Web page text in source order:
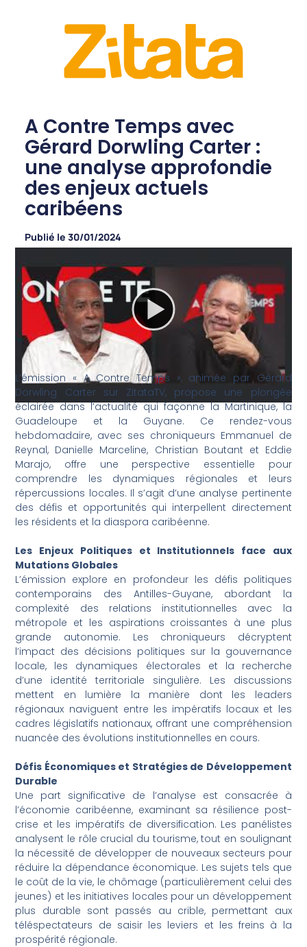
A Contre Temps avec
Gérard Dorwling Carter :
une analyse approfondie
des enjeux actuels
caribéens
Publié le 30/01/2024
L’émission « A Contre Temps », animée par Gérard
Dorwling Carter sur ZitataTV, propose une plongée
éclairée dans l’actualité qui façonne la Martinique, la
Guadeloupe et la Guyane. Ce rendez-vous
hebdomadaire, avec ses chroniqueurs Emmanuel de
Reynal, Danielle Marceline, Christian Boutant et Eddie
Marajo, offre une perspective essentielle pour
comprendre les dynamiques régionales et leurs
répercussions locales. Il s’agit d’une analyse pertinente
des défis et opportunités qui interpellent directement
les résidents et la diaspora caribéenne.
Les Enjeux Politiques et Institutionnels face aux
Mutations Globales
L’émission explore en profondeur les défis politiques
contemporains des Antilles-Guyane, abordant la
complexité des relations institutionnelles avec la
métropole et les aspirations croissantes à une plus
grande autonomie. Les chroniqueurs décryptent
l’impact des décisions politiques sur la gouvernance
locale, les dynamiques électorales et la recherche
d’une identité territoriale singulière. Les discussions
mettent en lumière la manière dont les leaders
régionaux naviguent entre les impératifs locaux et les
cadres législatifs nationaux, offrant une compréhension
nuancée des évolutions institutionnelles en cours.
Défis Économiques et Stratégies de Développement
Durable
Une part significative de l’analyse est consacrée à
l’économie caribéenne, examinant sa résilience post-
crise et les impératifs de diversification. Les panélistes
analysent le rôle crucial du tourisme, tout en soulignant
la nécessité de développer de nouveaux secteurs pour
réduire la dépendance économique. Les sujets tels que
le coût de la vie, le chômage (particulièrement celui des
jeunes) et les initiatives locales pour un développement
plus durable sont passés au crible, permettant aux
téléspectateurs de saisir les leviers et les freins à la
prospérité régionale.